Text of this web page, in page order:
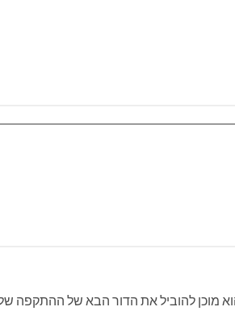
מוכן להוביל את הדור הבא של ההתקפה